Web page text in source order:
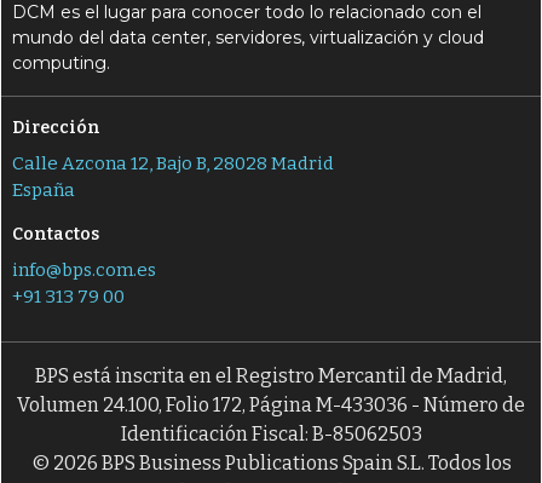
DCM es el lugar para conocer todo lo relacionado con el
mundo del data center, servidores, virtualización y cloud
computing.
Dirección
Calle Azcona 12, Bajo B, 28028 Madrid
España
Contactos
info@bps.com.es
+91 313 79 00
BPS está inscrita en el Registro Mercantil de Madrid,
Volumen 24.100, Folio 172, Página M-433036 - Número de
Identificación Fiscal: B-85062503
© 2026 BPS Business Publications Spain S.L. Todos los